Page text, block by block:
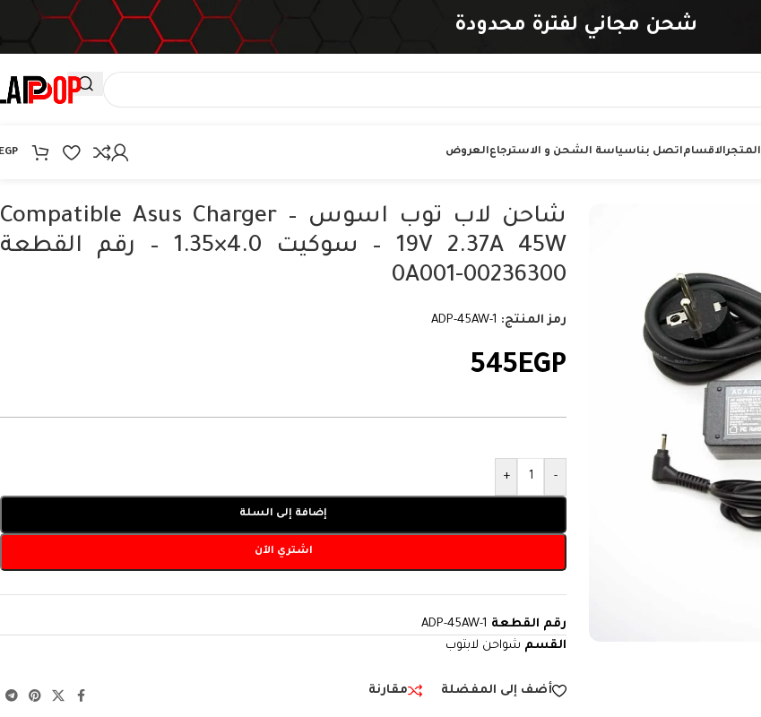
شحن مجاني لفترة محدودة
المتجرالاقساماتصل بناسياسة الشحن و الاسترجاعالعروض
شاحن لاب توب اسوس – Compatible Asus Charger
19V 2.37A 45W – سوكيت 4.0×1.35 – رقم القطعة
0A001-00236300
رمز المنتج: ADP-45AW-1
545EGP
-
+
إضافة إلى السلة
اشتري الآن
رقم القطعة ADP-45AW-1
القسم شواحن لابتوب
أضف إلى المفضلة مقارنة